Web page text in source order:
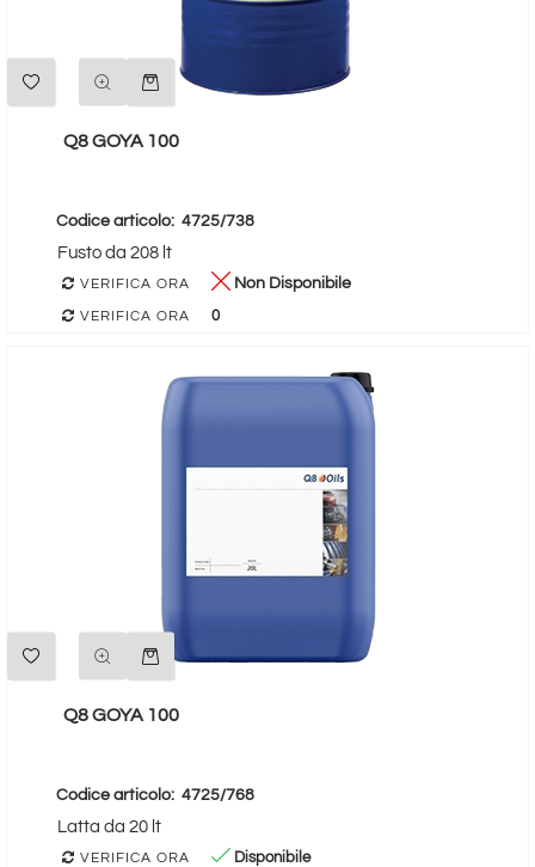
Quantità
Q8 GOYA 100
Codice articolo: 4725/738
Fusto da 208 lt
VERIFICA ORA Non Disponibile
VERIFICA ORA 0
Q8 GOYA 100
Codice articolo: 4725/768
Latta da 20 lt
VERIFICA ORA Disponibile